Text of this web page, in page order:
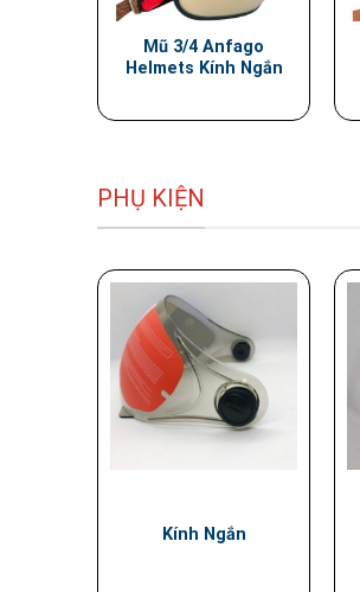
Mũ 3/4 Anfago
Helmets Kính Ngắn
PHỤ KIỆN
Kính Ngắn